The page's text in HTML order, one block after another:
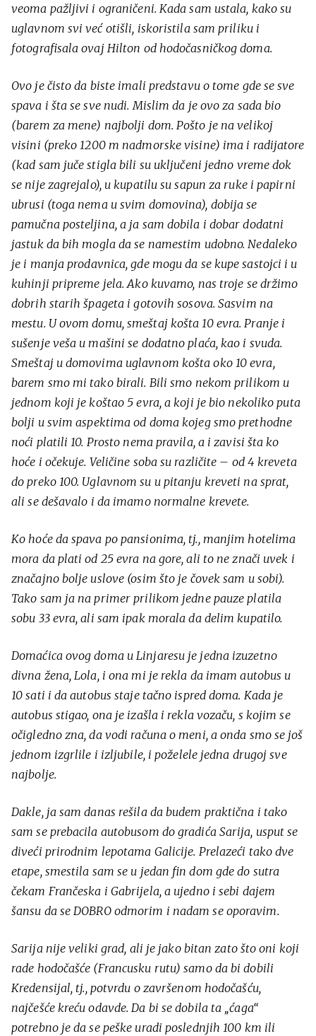
veoma pažljivi i ograničeni. Kada sam ustala, kako su
uglavnom svi već otišli, iskoristila sam priliku i
fotografisala ovaj Hilton od hodočasničkog doma.
Ovo je čisto da biste imali predstavu o tome gde se sve
spava i šta se sve nudi. Mislim da je ovo za sada bio
(barem za mene) najbolji dom. Pošto je na velikoj
visini (preko 1200 m nadmorske visine) ima i radijatore
(kad sam juče stigla bili su uključeni jedno vreme dok
se nije zagrejalo), u kupatilu su sapun za ruke i papirni
ubrusi (toga nema u svim domovina), dobija se
pamučna posteljina, a ja sam dobila i dobar dodatni
jastuk da bih mogla da se namestim udobno. Nedaleko
je i manja prodavnica, gde mogu da se kupe sastojci i u
kuhinji pripreme jela. Ako kuvamo, nas troje se držimo
dobrih starih špageta i gotovih sosova. Sasvim na
mestu. U ovom domu, smeštaj košta 10 evra. Pranje i
sušenje veša u mašini se dodatno plaća, kao i svuda.
Smeštaj u domovima uglavnom košta oko 10 evra,
barem smo mi tako birali. Bili smo nekom prilikom u
jednom koji je koštao 5 evra, a koji je bio nekoliko puta
bolji u svim aspektima od doma kojeg smo prethodne
noći platili 10. Prosto nema pravila, a i zavisi šta ko
hoće i očekuje. Veličine soba su različite – od 4 kreveta
do preko 100. Uglavnom su u pitanju kreveti na sprat,
ali se dešavalo i da imamo normalne krevete.
Ko hoće da spava po pansionima, tj., manjim hotelima
mora da plati od 25 evra na gore, ali to ne znači uvek i
značajno bolje uslove (osim što je čovek sam u sobi).
Tako sam ja na primer prilikom jedne pauze platila
sobu 33 evra, ali sam ipak morala da delim kupatilo.
Domaćica ovog doma u Linjaresu je jedna izuzetno
divna žena, Lola, i ona mi je rekla da imam autobus u
10 sati i da autobus staje tačno ispred doma. Kada je
autobus stigao, ona je izašla i rekla vozaču, s kojim se
očigledno zna, da vodi računa o meni, a onda smo se još
jednom izgrlile i izljubile, i poželele jedna drugoj sve
najbolje.
Dakle, ja sam danas rešila da budem praktična i tako
sam se prebacila autobusom do gradića Sarija, usput se
diveći prirodnim lepotama Galicije. Prelazeći tako dve
etape, smestila sam se u jedan fin dom gde do sutra
čekam Frančeska i Gabrijela, a ujedno i sebi dajem
šansu da se DOBRO odmorim i nadam se oporavim.
Sarija nije veliki grad, ali je jako bitan zato što oni koji
rade hodočašće (Francusku rutu) samo da bi dobili
Kredensijal, tj., potvrdu o završenom hodočašću,
najčešće kreću odavde. Da bi se dobila ta „ćaga“
potrebno je da se peške uradi poslednjih 100 km ili